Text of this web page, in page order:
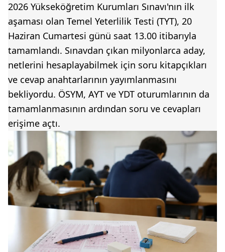
2026 Yükseköğretim Kurumları Sınavı'nın ilk
aşaması olan Temel Yeterlilik Testi (TYT), 20
Haziran Cumartesi günü saat 13.00 itibarıyla
tamamlandı. Sınavdan çıkan milyonlarca aday,
netlerini hesaplayabilmek için soru kitapçıkları
ve cevap anahtarlarının yayımlanmasını
bekliyordu. ÖSYM, AYT ve YDT oturumlarının da
tamamlanmasının ardından soru ve cevapları
erişime açtı.